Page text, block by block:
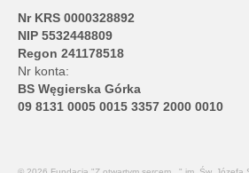
Nr KRS 0000328892
NIP 5532448809
Regon 241178518
Nr konta:
BS Węgierska Górka
09 8131 0005 0015 3357 2000 0010